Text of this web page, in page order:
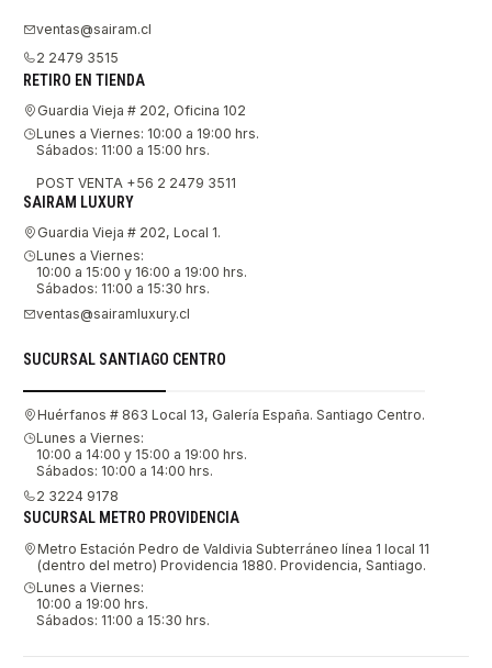
ventas@sairam.cl
2 2479 3515
RETIRO EN TIENDA
Guardia Vieja # 202, Oficina 102
Lunes a Viernes: 10:00 a 19:00 hrs.
Sábados: 11:00 a 15:00 hrs.
POST VENTA +56 2 2479 3511
SAIRAM LUXURY
Guardia Vieja # 202, Local 1.
Lunes a Viernes:
10:00 a 15:00 y 16:00 a 19:00 hrs.
Sábados: 11:00 a 15:30 hrs.
ventas@sairamluxury.cl
SUCURSAL SANTIAGO CENTRO
Huérfanos # 863 Local 13, Galería España. Santiago Centro.
Lunes a Viernes:
10:00 a 14:00 y 15:00 a 19:00 hrs.
Sábados: 10:00 a 14:00 hrs.
2 3224 9178
SUCURSAL METRO PROVIDENCIA
Metro Estación Pedro de Valdivia Subterráneo línea 1 local 11
(dentro del metro) Providencia 1880. Providencia, Santiago.
Lunes a Viernes:
10:00 a 19:00 hrs.
Sábados: 11:00 a 15:30 hrs.